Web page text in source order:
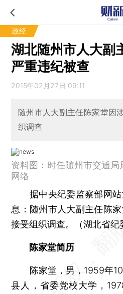
政经
湖北随州市人大副
严重违纪被查
2015年02月27日 09:11
随州市人大副主任陈家堂因
织调查
资料图：时任随州市交通局
网络
据中央纪委监察部网站
息：随州市人大副主任陈
接受组织调查。（湖北省纪
陈家堂简历
陈家堂，男，1959年10
县人，省委党校大学，